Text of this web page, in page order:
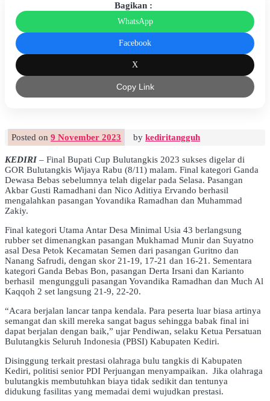
Bagikan :
WhatsApp
Facebook
X
Copy Link
Posted on 9 November 2023 by kediritangguh
KEDIRI– Final Bupati Cup Bulutangkis 2023 sukses digelar di
GOR Bulutangkis Wijaya Rabu (8/11) malam. Final kategori Ganda
Dewasa Bebas sebelumnya telah digelar pada Selasa. Pasangan
Akbar Gusti Ramadhani dan Nico Aditiya Ervando berhasil
mengalahkan pasangan Yovandika Ramadhan dan Muhammad
Zakiy.
Final kategori Utama Antar Desa Minimal Usia 43 berlangsung
rubber set dimenangkan pasangan Mukhamad Munir dan Suyatno
asal Desa Petok Kecamatan Semen dari pasangan Guritno dan
Nanang Safrudi, dengan skor 21-19, 17-21 dan 16-21. Sementara
kategori Ganda Bebas Bon, pasangan Derta Irsani dan Karianto
berhasil mengungguli pasangan Yovandika Ramadhan dan Much Al
Kaqqoh 2 set langsung 21-9, 22-20.
“Acara berjalan lancar tanpa kendala. Para peserta luar biasa artinya
semangat dan skill mereka sangat bagus sehingga babak final ini
dapat berjalan dengan baik,” ujar Pendiwan, selaku Ketua Persatuan
Bulutangkis Seluruh Indonesia (PBSI) Kabupaten Kediri.
Disinggung terkait prestasi olahraga bulu tangkis di Kabupaten
Kediri, politisi senior PDI Perjuangan menyampaikan. Jika olahraga
bulutangkis membutuhkan biaya tidak sedikit dan tentunya
didukung fasilitas yang memadai demi wujudkan prestasi.